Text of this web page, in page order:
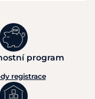
program
registrace